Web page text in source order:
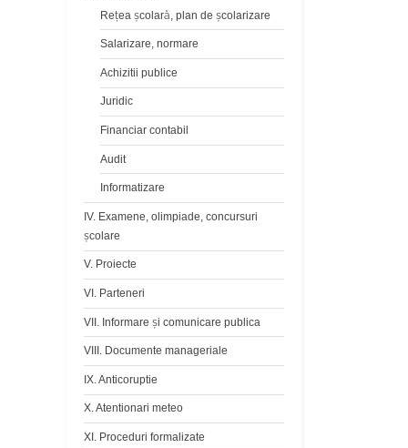
Reţea şcolară, plan de şcolarizare
Salarizare, normare
Achizitii publice
Juridic
Financiar contabil
Audit
Informatizare
IV. Examene, olimpiade, concursuri
școlare
V. Proiecte
VI. Parteneri
VII. Informare și comunicare publica
VIII. Documente manageriale
IX. Anticoruptie
X. Atentionari meteo
XI. Proceduri formalizate